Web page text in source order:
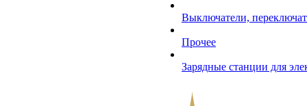
Выключатели,
Прочее
Зарядные станции для